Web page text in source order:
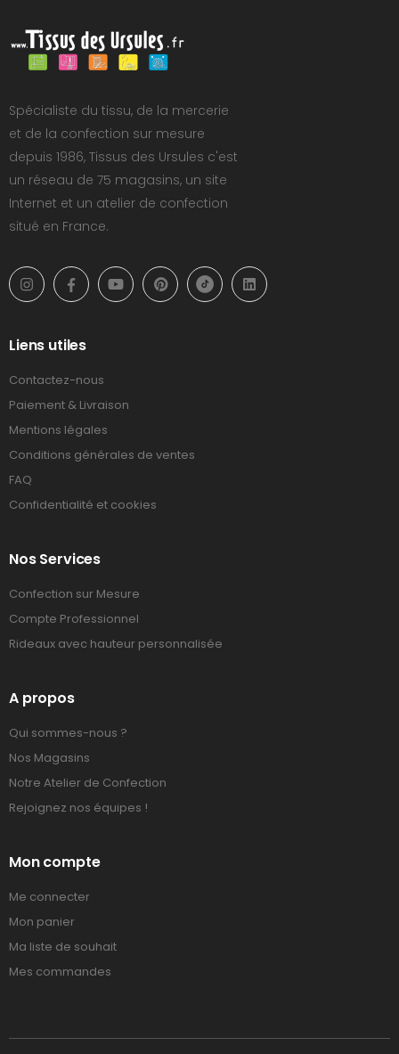
Spécialiste du tissu, de la mercerie
et de la confection sur mesure
depuis 1986, Tissus des Ursules c'est
un réseau de 75 magasins, un site
Internet et un atelier de confection
situé en France.
Liens utiles
Contactez-nous
Paiement & Livraison
Mentions légales
Conditions générales de ventes
FAQ
Confidentialité et cookies
Nos Services
Confection sur Mesure
Compte Professionnel
Rideaux avec hauteur personnalisée
A propos
Qui sommes-nous ?
Nos Magasins
Notre Atelier de Confection
Rejoignez nos équipes !
Mon compte
Me connecter
Mon panier
Ma liste de souhait
Mes commandes